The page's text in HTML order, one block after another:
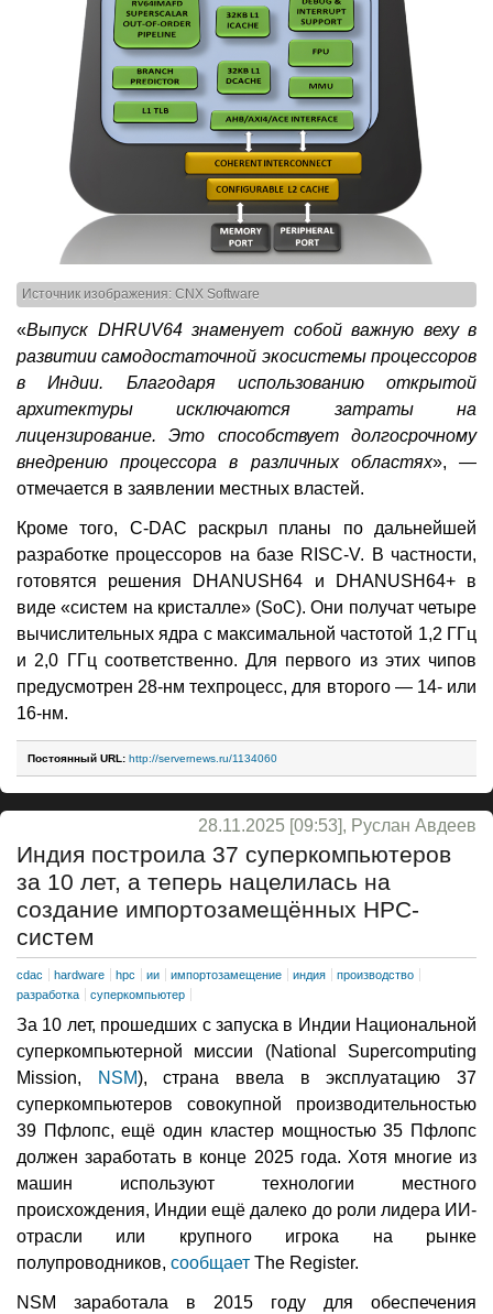
Источник изображения: CNX Software
«Выпуск DHRUV64 знаменует собой важную веху в
развитии самодостаточной экосистемы процессоров
в Индии. Благодаря использованию открытой
архитектуры исключаются затраты на
лицензирование. Это способствует долгосрочному
внедрению процессора в различных областях», —
отмечается в заявлении местных властей.
Кроме того, C-DAC раскрыл планы по дальнейшей
разработке процессоров на базе RISC-V. В частности,
готовятся решения DHANUSH64 и DHANUSH64+ в
виде «систем на кристалле» (SoC). Они получат четыре
вычислительных ядра с максимальной частотой 1,2 ГГц
и 2,0 ГГц соответственно. Для первого из этих чипов
предусмотрен 28-нм техпроцесс, для второго — 14- или
16-нм.
Постоянный URL: http://servernews.ru/1134060
28.11.2025 [09:53], Руслан Авдеев
Индия построила 37 суперкомпьютеров
за 10 лет, а теперь нацелилась на
cоздание импортозамещённых HPC-
систем
cdac hardware hpc ии импортозамещение индия
производство
разработка
суперкомпьютер
За 10 лет, прошедших с запуска в Индии Национальной
суперкомпьютерной миссии (National Supercomputing
Mission,
NSM), страна ввела в эксплуатацию 37
суперкомпьютеров совокупной производительностью
39 Пфлопс, ещё один кластер мощностью 35 Пфлопс
должен заработать в конце 2025 года. Хотя многие из
машин используют технологии местного
происхождения, Индии ещё далеко до роли лидера ИИ-
отрасли или крупного игрока на рынке
полупроводников, сообщает The Register.
NSM заработала в 2015 году для обеспечения